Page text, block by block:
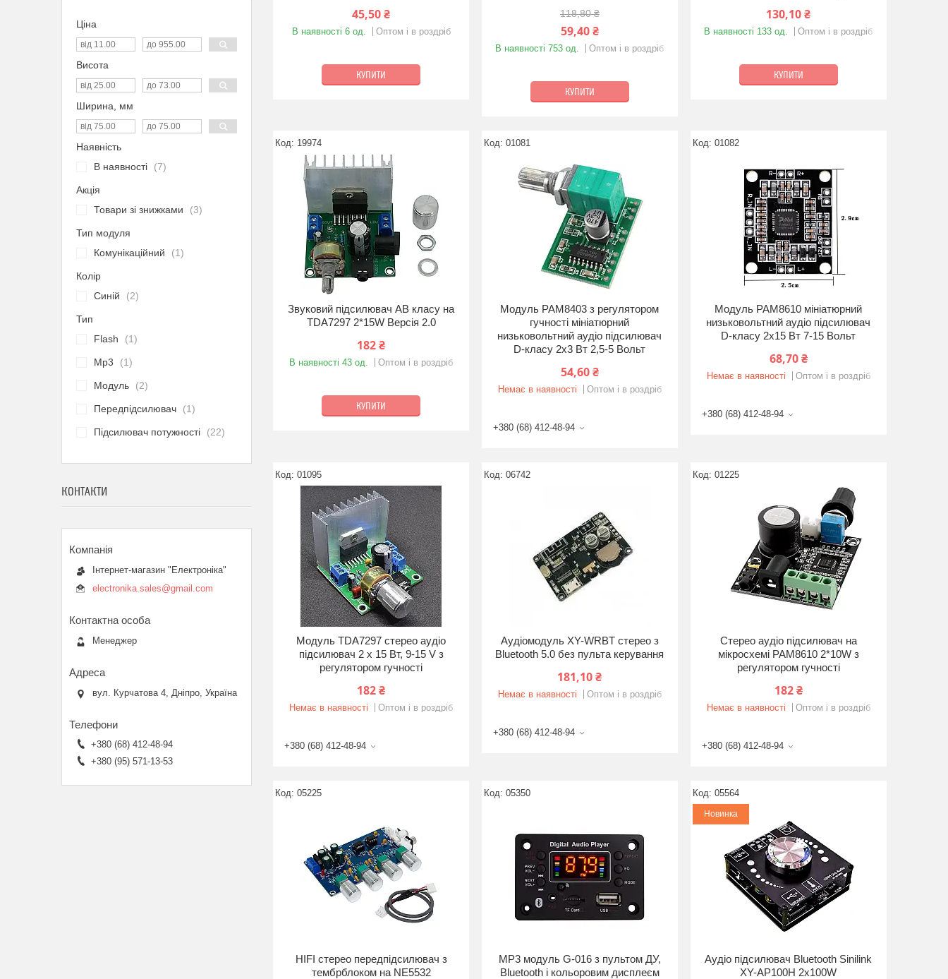
45,50 ₴
В наявності 6 од. Оптом і в роздріб
КУПИТИ
118,80 ₴
59,40 ₴
В наявності 753 од. Оптом і в роздріб
КУПИТИ
130,10 ₴
В наявності 133 од. Оптом і в роздріб
КУПИТИ
19974
Звуковий підсилювач AB класу на
TDA7297 2*15W Версія 2.0
182 ₴
В наявності 43 од. Оптом і в роздріб
КУПИТИ
01081
Модуль PAM8403 з регулятором
гучності мініатюрний
низьковольтний аудіо підсилювач
D-класу 2x3 Вт 2,5-5 Вольт
54,60 ₴
Немає в наявності Оптом і в роздріб
+380 (68) 412-48-94
01082
Модуль PAM8610 мініатюрний
низьковольтний аудіо підсилювач
D-класу 2x15 Вт 7-15 Вольт
68,70 ₴
Немає в наявності Оптом і в роздріб
+380 (68) 412-48-94
01095
Модуль TDA7297 стерео аудіо
підсилювач 2 x 15 Вт, 9-15 V з
регулятором гучності
182 ₴
Немає в наявності Оптом і в роздріб
+380 (68) 412-48-94
06742
Аудіомодуль XY-WRBT стерео з
Bluetooth 5.0 без пульта керування
181,10 ₴
Немає в наявності Оптом і в роздріб
+380 (68) 412-48-94
01225
Стерео аудіо підсилювач на
мікросхемі PAM8610 2*10W з
регулятором гучності
182 ₴
Немає в наявності Оптом і в роздріб
+380 (68) 412-48-94
05225
HIFI стерео передпідсилювач з
тембрблоком на NE5532
05350
MP3 модуль G-016 з пультом ДУ,
Bluetooth і кольоровим дисплеєм
05564
Новинка
Аудіо підсилювач Bluetooth Sinilink
XY-AP100H 2x100W
Ціна
Висота
Ширина, мм
Наявність
В наявності
7
Акція
Товари зі знижками
3
Тип модуля
Комунікаційний
1
Колір
Синій
2
Тип
Flash
1
Mp3 1
Модуль 2
Передпідсилювач 1
Підсилювач потужності 22
КОНТАКТИ
Інтернет-магазин "Електроніка"
electronika.sales@gmail.com
Менеджер
вул. Курчатова 4, Дніпро, Україна
+380 (68) 412-48-94
+380 (95) 571-13-53